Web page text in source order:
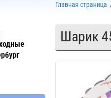
Главная страница
Шарик